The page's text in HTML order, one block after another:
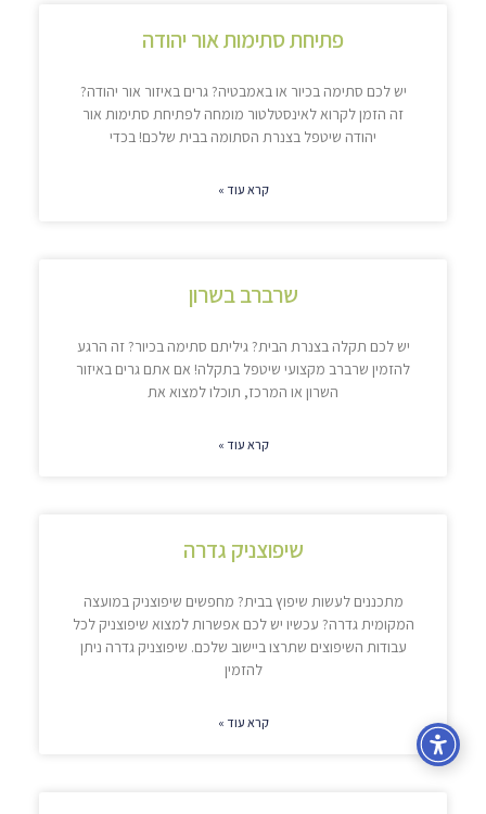
פתיחת סתימות אור יהודה
יש לכם סתימה בכיור או באמבטיה? גרים באיזור אור יהודה?
זה הזמן לקרוא לאינסטלטור מומחה לפתיחת סתימות אור
יהודה שיטפל בצנרת הסתומה בבית שלכם! בכדי
קרא עוד »
שרברב בשרון
יש לכם תקלה בצנרת הבית? גיליתם סתימה בכיור? זה הרגע
להזמין שרברב מקצועי שיטפל בתקלה! אם אתם גרים באיזור
השרון או המרכז, תוכלו למצוא את
קרא עוד »
שיפוצניק גדרה
מתכננים לעשות שיפוץ בבית? מחפשים שיפוצניק במועצה
המקומית גדרה? עכשיו יש לכם אפשרות למצוא שיפוצניק לכל
עבודות השיפוצים שתרצו ביישוב שלכם. שיפוצניק גדרה ניתן
להזמין
קרא עוד »